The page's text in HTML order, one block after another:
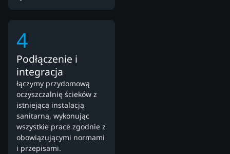
4
Podłączenie i
integracja
łączymy przydomową
oczyszczalnię ścieków z
istniejącą instalacją
sanitarną, wykonując
wszystkie prace zgodnie z
obowiązującymi normami
i przepisami.